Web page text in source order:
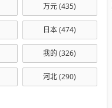
万元(435)
日本(474)
我的 (326)
河北(290)